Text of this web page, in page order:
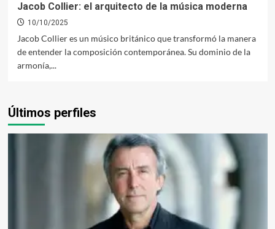
Jacob Collier: el arquitecto de la música moderna
10/10/2025
Jacob Collier es un músico británico que transformó la manera
de entender la composición contemporánea. Su dominio de la
armonía,...
Últimos perfiles